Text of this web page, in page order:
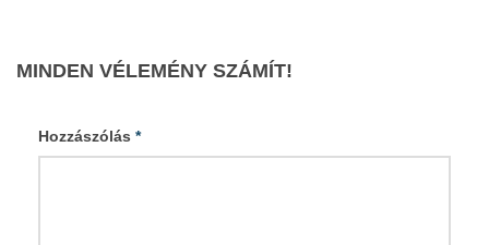
MINDEN VÉLEMÉNY SZÁMÍT!
Hozzászólás *